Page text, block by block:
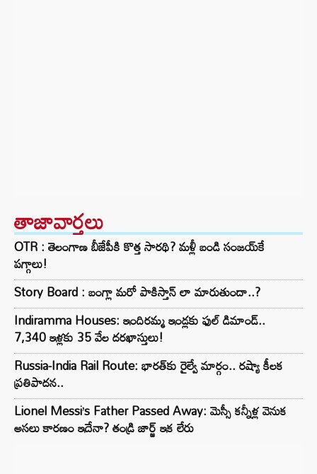
తాజావార్తలు
OTR : తెలంగాణ బీజేపీకి కొత్త సారథి? మళ్లీ బండి సంజయ్‌కే
పగ్గాలు!
Story Board : బంగ్లా మరో పాకిస్తాన్ లా మారుతుందా..?
Indiramma Houses: ఇందిరమ్మ ఇండ్లకు ఫుల్ డిమాండ్..
7,340 ఇళ్లకు 35 వేల దరఖాస్తులు!
Russia-India Rail Route: భారత్‌కు రైల్వే మార్గం.. రష్యా కీలక
ప్రతిపాదన..
Lionel Messi’s Father Passed Away: మెస్సీ కన్నీళ్ల వెనుక
అసలు కారణం ఇదేనా? తండ్రి జార్జ్ ఇక లేరు